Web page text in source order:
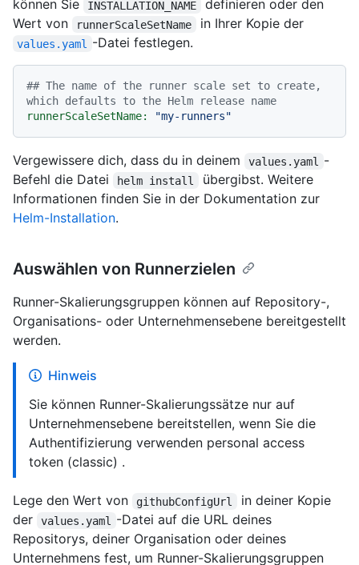
können Sie
INSTALLATION_NAME
definieren oder den
Wert von
runnerScaleSetName in Ihrer Kopie der
values.yaml -Datei festlegen.
## The name of the runner scale set to create,
which defaults to the Helm release name
runnerScaleSetName:
"my-runners"
Vergewissere dich, dass du in deinem values.yaml
-
Befehl die Datei
helm install
übergibst. Weitere
Informationen finden Sie in der Dokumentation zur
Helm-Installation.
Auswählen von Runnerzielen
Runner-Skalierungsgruppen können auf Repository-,
Organisations- oder Unternehmensebene bereitgestellt
werden.
Hinweis
Sie können Runner-Skalierungssätze nur auf
Unternehmensebene bereitstellen, wenn Sie die
Authentifizierung verwenden personal access
token (classic) .
Lege den Wert von githubConfigUrl
in deiner Kopie
der
values.yaml
-Datei auf die URL deines
Repositorys, deiner Organisation oder deines
Unternehmens fest, um Runner-Skalierungsgruppen